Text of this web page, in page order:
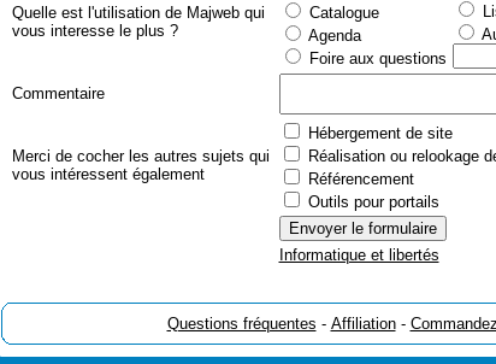
Quelle est l'utilisation de Majweb qui
vous interesse le plus ?
Catalogue
Agenda
Foire aux questions
Commentaire
Merci de cocher les autres sujets qui
vous intéressent également
Hébergement de site
Réalisation ou relookage
Référencement
Outils pour portails
Informatique et libertés
Questions fréquentes - Affiliation- Commandez